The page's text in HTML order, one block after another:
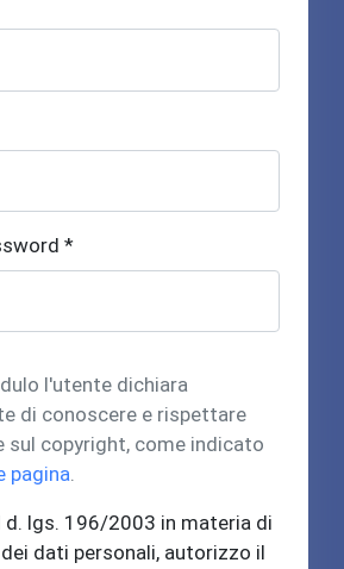
*
l'utente dichiara
di conoscere e rispettare
sul copyright, come indicato
pagina.
d. lgs. 196/2003 in materia di
dati personali, autorizzo il